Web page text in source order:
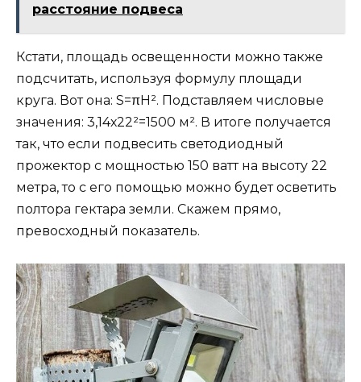
расстояние подвеса
Кстати, площадь освещенности можно также
подсчитать, используя формулу площади
круга. Вот она: S=πH². Подставляем числовые
значения: 3,14х22²=1500 м². В итоге получается
так, что если подвесить светодиодный
прожектор с мощностью 150 ватт на высоту 22
метра, то с его помощью можно будет осветить
полтора гектара земли. Скажем прямо,
превосходный показатель.